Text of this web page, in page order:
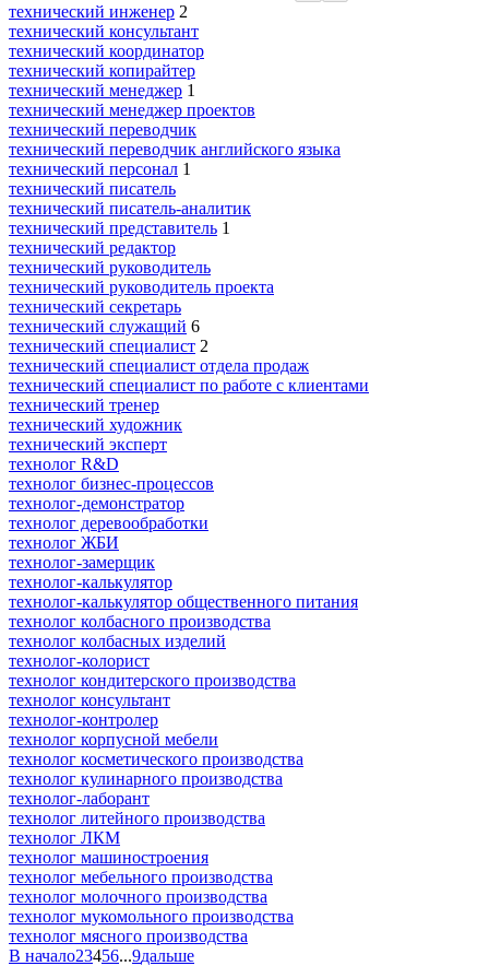
технический инженер 2
технический консультант
технический координатор
технический копирайтер
технический менеджер 1
технический менеджер проектов
технический переводчик
технический переводчик английского языка
технический персонал 1
технический писатель
технический писатель-аналитик
технический представитель 1
технический редактор
технический руководитель
технический руководитель проекта
технический секретарь
технический служащий 6
технический специалист 2
технический специалист отдела продаж
технический специалист по работе с клиентами
технический тренер
технический художник
технический эксперт
технолог R&D
технолог бизнес-процессов
технолог-демонстратор
технолог деревообработки
технолог ЖБИ
технолог-замерщик
технолог-калькулятор
технолог-калькулятор общественного питания
технолог колбасного производства
технолог колбасных изделий
технолог-колорист
технолог кондитерского производства
технолог консультант
технолог-контролер
технолог корпусной мебели
технолог косметического производства
технолог кулинарного производства
технолог-лаборант
технолог литейного производства
технолог ЛКМ
технолог машиностроения
технолог мебельного производства
технолог молочного производства
технолог мукомольного производства
технолог мясного производства
В начало23456...9дальше